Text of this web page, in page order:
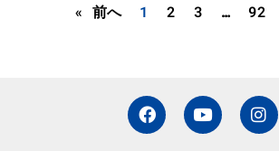
« 前へ 1 2 3 … 92
F
a
c
Y
o
u
I
n
s